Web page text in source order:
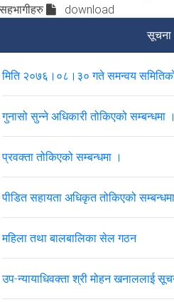
सहभागीहरु
download
सूचना
मिति २०७६।०८।३० गते समन्वय
गुनासो सुन्ने अधिकारी तोकिएको सम्बन्धमा ।
प्रवक्ता तोकिएको सम्बन्धमा ।
पीडित सहायता अधिकृत तोकिएको
महिला तथा बालबालिका सेल गठन
उप-न्यायाधिवक्ता श्री मोहन खनाललाई